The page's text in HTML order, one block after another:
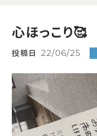
心ほっこり🥰
投稿日 22/06/25